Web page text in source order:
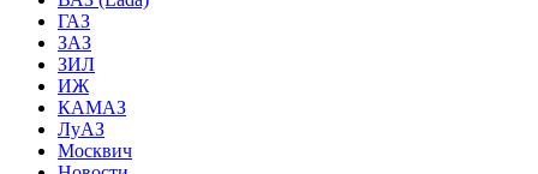
ГАЗ
ЗАЗ
ЗИЛ
ИЖ
КАМАЗ
ЛуАЗ
Москвич